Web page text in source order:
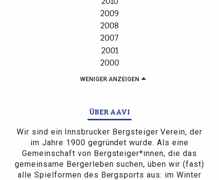
2009
2008
2007
2001
2000
WENIGER ANZEIGEN
ÜBER AAVI
Wir sind ein Innsbrucker Bergsteiger Verein, der
im Jahre 1900 gegründet wurde. Als eine
Gemeinschaft von Bergsteiger*innen, die das
gemeinsame Bergerleben suchen, üben wir (fast)
alle Spielformen des Bergsports aus: im Winter